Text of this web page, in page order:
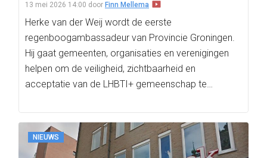
13 mei 2026 14:00 door Finn Mellema
Herke van der Weij wordt de eerste
regenboogambassadeur van Provincie Groningen.
Hij gaat gemeenten, organisaties en verenigingen
helpen om de veiligheid, zichtbaarheid en
acceptatie van de LHBTI+ gemeenschap te
NIEUWS